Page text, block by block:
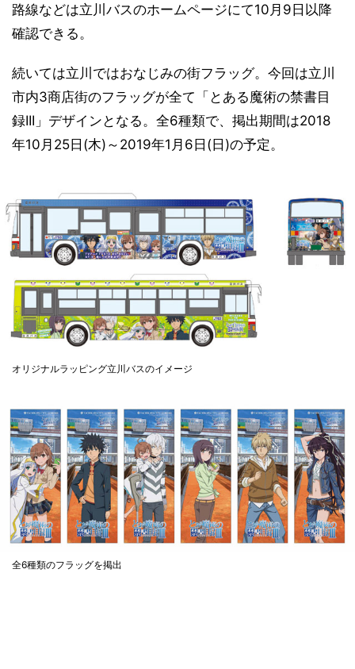
路線などは立川バスのホームページにて10月9日以降
確認できる。
続いては立川ではおなじみの街フラッグ。今回は立川
市内3商店街のフラッグが全て「とある魔術の禁書目
録III」デザインとなる。全6種類で、掲出期間は2018
年10月25日(木)～2019年1月6日(日)の予定。
オリジナルラッピング立川バスのイメージ
全6種類のフラッグを掲出